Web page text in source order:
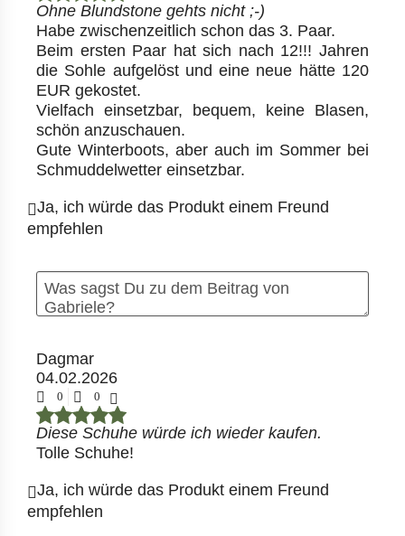
Ohne Blundstone gehts nicht ;-)
Habe zwischenzeitlich schon das 3. Paar.
Beim ersten Paar hat sich nach 12!!! Jahren
die Sohle aufgelöst und eine neue hätte 120
EUR gekostet.
Vielfach einsetzbar, bequem, keine Blasen,
schön anzuschauen.
Gute Winterboots, aber auch im Sommer bei
Schmuddelwetter einsetzbar.
Ja, ich würde das Produkt einem Freund
empfehlen
Dagmar
04.02.2026
0 0
Diese Schuhe würde ich wieder kaufen.
Tolle Schuhe!
Ja, ich würde das Produkt einem Freund
empfehlen